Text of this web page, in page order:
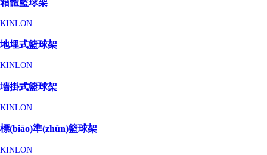
KINLON
地埋式籃球架
KINLON
墻掛式籃球架
KINLON
標(biāo)準(zhǔn)籃球架
KINLON